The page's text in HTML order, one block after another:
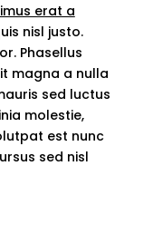
erat a
nisl justo.
Phasellus
magna a nulla
sed luctus
molestie,
est nunc
sed nisl